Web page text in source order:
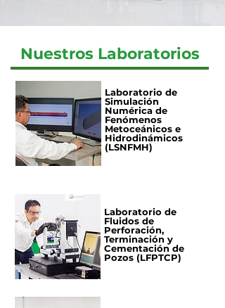
Nuestros Laboratorios
Laboratorio de
Simulación
Numérica de
Fenómenos
Metoceánicos e
Hidrodinámicos
(LSNFMH)
Laboratorio de
Fluidos de
Perforación,
Terminación y
Cementación de
Pozos (LFPTCP)